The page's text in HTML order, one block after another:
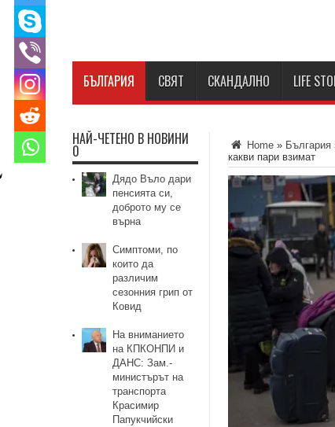
БЪЛГАРИЯ СВЯТ СКАНДАЛНО LIFE
Home » България
какви пари взимат
НАЙ-ЧЕТЕНО В НОВИНИ
0
Дядо Въло дари
пенсията си,
доброто му се
върна
Симптоми, по
които да
различим
сезонния грип от
Ковид
На вниманието
на КПКОНПИ и
ДАНС: Зам.-
министърът на
транспорта
Красимир
Папукчийски